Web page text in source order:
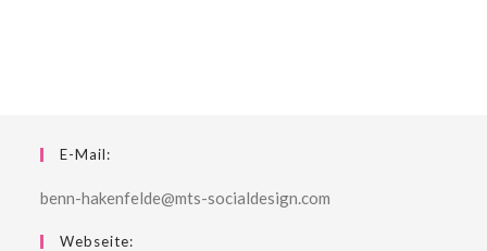
E-Mail:
benn-hakenfelde@mts-socialdesign.com
Webseite: